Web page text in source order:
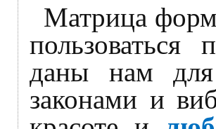
Матрица форм
пользоваться
даны нам
законами и